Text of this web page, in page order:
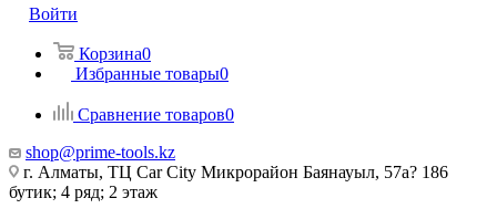
Войти
Корзина0
Избранные товары0
Сравнение товаров0
shop@prime-tools.kz
г. Алматы, ТЦ Car City​ ​Микрорайон Баянауыл, 57а? ​186
бутик; 4 ряд; 2 этаж